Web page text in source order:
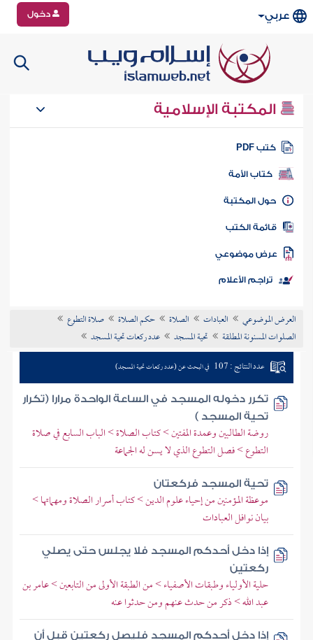
عربي دخول
المكتبة الإسلامية
كتب PDF
كتاب الأمة
المكتبة
الكتب
موضوعي
تراجم الأعلام
العرض الموضوعي العبادات الصلاة حكم الصلاة
صلاة التطوع
الصلوات المسنونة المطلقة
تحية المسجد عدد ركعات تحية المسجد
عدد النتائج : 107 في البحث عن (عدد ركعات تحية المسجد)
تكرر دخوله المسجد في الساعة الواحدة مرارا (تكرار
تحية المسجد )
روضة الطالبين وعمدة المفتين > كتاب الصلاة > الباب السابع في صلاة
التطوع > فصل التطوع الذي لا يسن له الجماعة
تحية المسجد فركعتان
موعظة المؤمنين من إحياء علوم الدين > كتاب أسرار الصلاة ومهماتها >
بيان نوافل العبادات
إذا دخل أحدكم المسجد فلا يجلس حتى يصلي
ركعتين
حلية الأولياء وطبقات الأصفياء > من الطبقة الأولى من التابعين > عامر بن
عبد الله > ذكر من حدث عنهم ومن حدثوا عنه
إذا دخل أحدكم المسجد فليصل ركعتين قبل أن